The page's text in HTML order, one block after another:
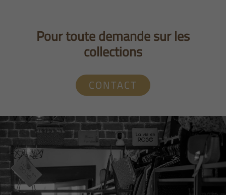
Pour toute demande sur les
collections
CONTACT